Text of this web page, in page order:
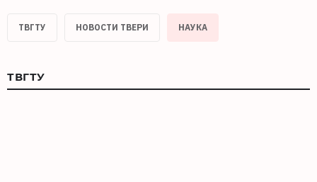
ТВГТУ НОВОСТИ ТВЕРИ НАУКА
ТВГТУ